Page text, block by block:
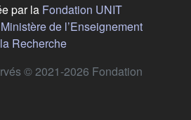
par la Fondation UNIT(s'ouvre
Ministère de l’Enseignement
Recherche(s'ouvre dans un nouvel
© 2021-2026 Fondation